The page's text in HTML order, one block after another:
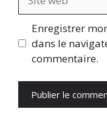
web
Enregistrer
dans le
commentaire.